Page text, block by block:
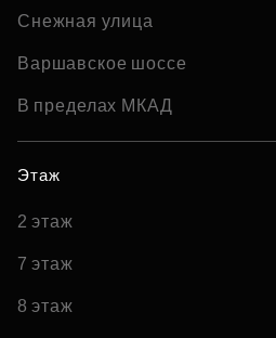
Снежная улица
Варшавское шоссе
В пределах МКАД
Этаж
2 этаж
7 этаж
8 этаж